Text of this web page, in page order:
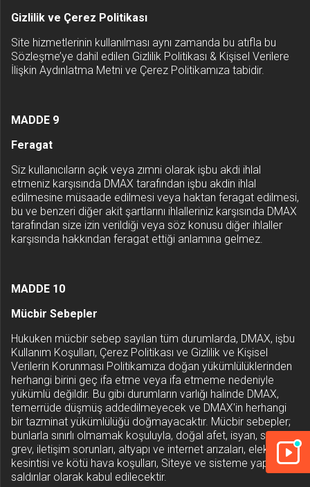
Gizlilik ve Çerez Politikası
Site hizmetlerinin kullanılması aynı zamanda bu atıfla bu
Sözleşme’ye dahil edilen Gizlilik Politikası & Kişisel Verilere
İlişkin Aydınlatma Metni ve Çerez Politikamıza tabidir.
MADDE 9
Feragat
Siz kullanıcıların açık veya zımni olarak işbu akdi ihlal
etmeniz karşısında DMAX tarafından işbu akdin ihlal
edilmesine müsaade edilmesi veya haktan feragat edilmesi,
bu ve benzeri diğer akit şartlarını ihlalleriniz karşısında DMAX
tarafından size izin verildiği veya söz konusu diğer ihlaller
karşısında hakkından feragat ettiği anlamına gelmez.
MADDE 10
Mücbir Sebepler
Hukuken mücbir sebep sayılan tüm durumlarda, DMAX, işbu
Kullanım Koşulları, Çerez Politikası ve Gizlilik ve Kişisel
Verilerin Korunması Politikamıza doğan yükümlülüklerinden
herhangi birini geç ifa etme veya ifa etmeme nedeniyle
yükümlü değildir. Bu gibi durumların varlığı halinde DMAX,
temerrüde düşmüş addedilmeyecek ve DMAX'in herhangi
bir tazminat yükümlülüğü doğmayacaktır. Mücbir sebepler;
bunlarla sınırlı olmamak koşuluyla, doğal afet, isyan, savaş,
grev, iletişim sorunları, altyapı ve internet arızaları, elektrik
kesintisi ve kötü hava koşulları, Siteye ve sisteme yapılan
saldırılar olarak kabul edilecektir.